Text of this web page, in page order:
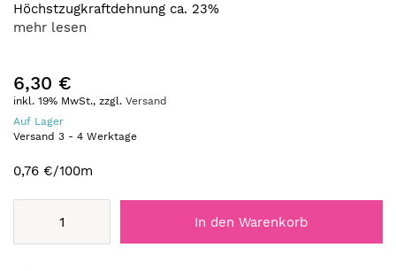
Höchstzugkraftdehnung ca. 23%
mehr lesen
6,30 €
inkl. 19% MwSt., zzgl. Versand
Auf Lager
Versand 3 - 4 Werktage
0,76 €/100m
In den Warenkorb